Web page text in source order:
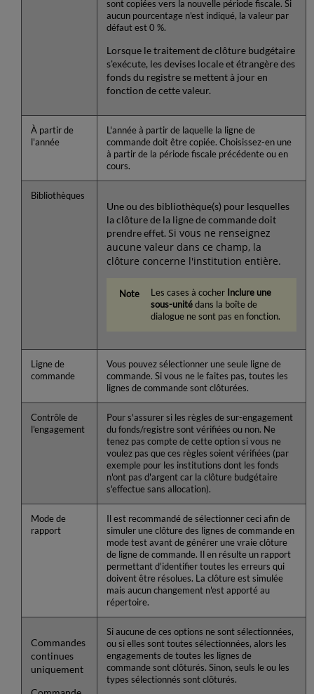
sont copiées vers la nouvelle période fiscale. Si
aucun pourcentage n'est indiqué, la valeur par
défaut est 0 %.
Lorsque le traitement de clôture budgétaire
s'exécute, les devises locale et étrangère des
fonds du registre se mettent à jour en
fonction de cette valeur.
À partir de
l'année
L'année à partir de laquelle la ligne de
commande doit être copiée. Choisissez-en une
à partir de la période fiscale précédente ou en
cours.
Bibliothèques
Une ou des bibliothèque(s) pour lesquelles
la clôture de la ligne de commande doit
prendre effet. Si vous ne renseignez
aucune valeur dans ce champ, la
clôture concerne l'institution entière.
Les cases à cocher Inclure une
sous-unitédans la boîte de
dialogue ne sont pas en fonction.
Ligne de
commande
Vous pouvez sélectionner une seule ligne de
commande. Si vous ne le faites pas, toutes les
lignes de commande sont clôturées.
Contrôle de
l'engagement
Pour s'assurer si les règles de sur-engagement
du fonds/registre sont vérifiées ou non. Ne
tenez pas compte de cette option si vous ne
voulez pas que ces règles soient vérifiées (par
exemple pour les institutions dont les fonds
n'ont pas d'argent car la clôture budgétaire
s'effectue sans allocation).
Mode de
rapport
Il est recommandé de sélectionner ceci afin de
simuler une clôture des lignes de commande en
mode test avant de générer une vraie clôture
de ligne de commande. Il en résulte un rapport
permettant d'identifier toutes les erreurs qui
doivent être résolues. La clôture est simulée
mais aucun changement n'est apporté au
répertoire.
Commandes
continues
uniquement
Si aucune de ces options ne sont sélectionnées,
ou si elles sont toutes sélectionnées, alors les
engagements de toutes les lignes de
commande sont clôturés. Sinon, seuls le ou les
types sélectionnés sont clôturés.